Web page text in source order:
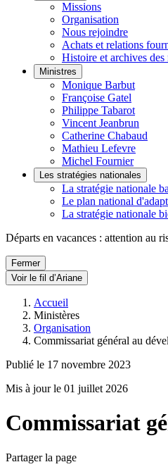
Missions
Organisation
Nous rejoindre
Achats et relations
Histoire et archives des
Ministres
Monique Barbut
Françoise Gatel
Philippe Tabarot
Vincent Jeanbrun
Catherine Chabaud
Mathieu Lefevre
Michel Fournier
Les stratégies nationales
La stratégie nationale
Le plan national
La stratégie nationale
Départs en vacances : attention au
Fermer
Voir le fil d’Ariane
Accueil
Ministères
Organisation
Commissariat général au
Publié le 17 novembre 2023
Mis à jour le 01 juillet 2026
Commissariat
Partager la page